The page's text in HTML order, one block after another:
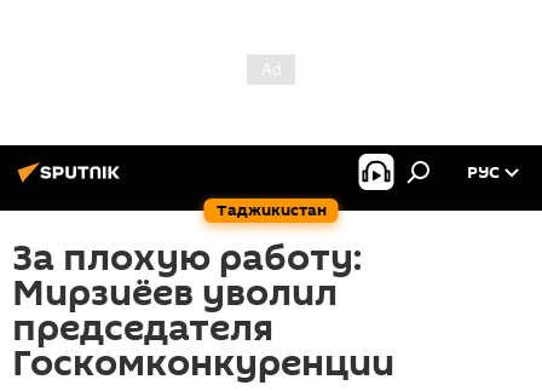
Таджикистан
РУС
За плохую работу:
Мирзиёев уволил
председателя
Госкомконкуренции